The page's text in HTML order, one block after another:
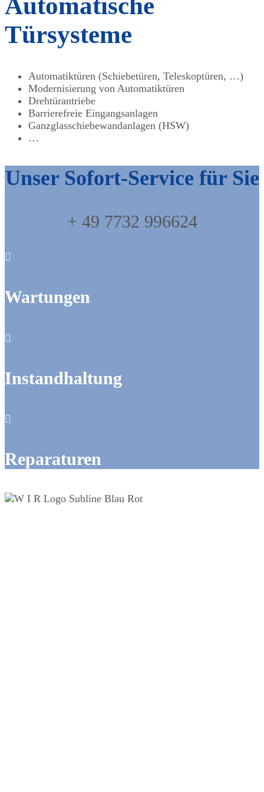
Automatische
Türsysteme
Automatiktüren (Schiebetüren, Teleskoptüren, …)
Modernisierung von Automatiktüren
Drehtürantriebe
Barrierefreie Eingangsanlagen
Ganzglasschiebewandanlagen (HSW)
…
Unser Sofort-Service für Sie
+ 49 7732 996624

Wartungen

Instandhaltung

Reparaturen